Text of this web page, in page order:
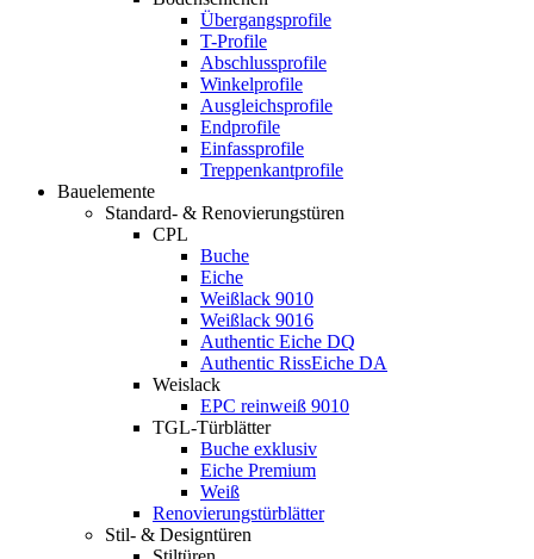
Übergangsprofile
T-Profile
Abschlussprofile
Winkelprofile
Ausgleichsprofile
Endprofile
Einfassprofile
Treppenkantprofile
Bauelemente
Standard- & Renovierungstüren
CPL
Buche
Eiche
Weißlack 9010
Weißlack 9016
Authentic Eiche DQ
Authentic RissEiche DA
Weislack
EPC reinweiß 9010
TGL-Türblätter
Buche exklusiv
Eiche Premium
Weiß
Renovierungstürblätter
Stil- & Designtüren